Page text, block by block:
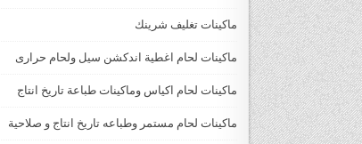
ماكينات تغليف شرينك
ماكينات لحام اغطية اندكشن سيل ولحام حرارى
ماكينات لحام اكياس وماكينات طباعة تاريخ انتاج
ماكينات لحام مستمر وطباعه تاريخ انتاج و صلاحية